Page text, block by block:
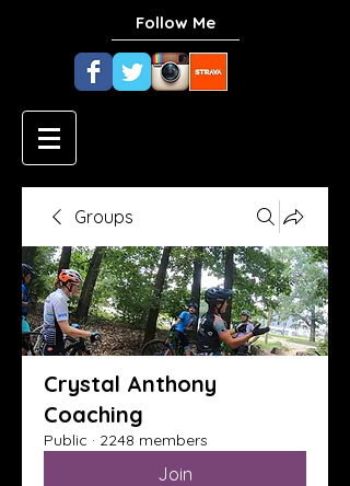
Follow Me
Groups
Crystal Anthony
Coaching
Public · 2248 members
Join